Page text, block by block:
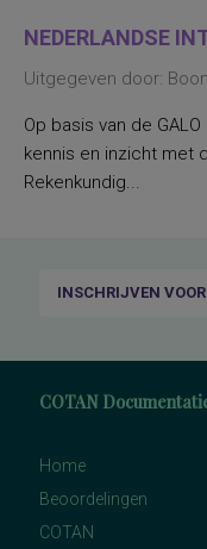
NEDERLANDSE
Uitgegeven door:
Op basis van de
kennis en inzicht met
Rekenkundig...
COTAN
Home
Beoordelingen
COTAN